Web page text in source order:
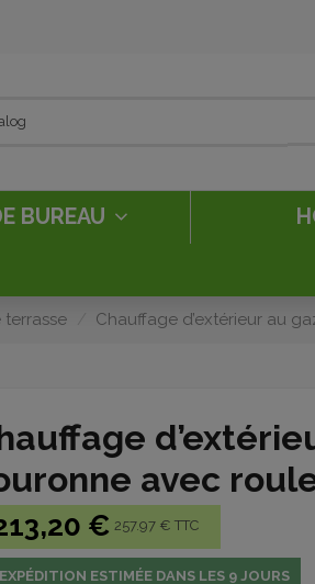
BUREAU
Chauffage d’extérieur au
avec
€ 257.97 € TTC
EXPÉDITION ESTIMÉE DANS LES 9 JOURS